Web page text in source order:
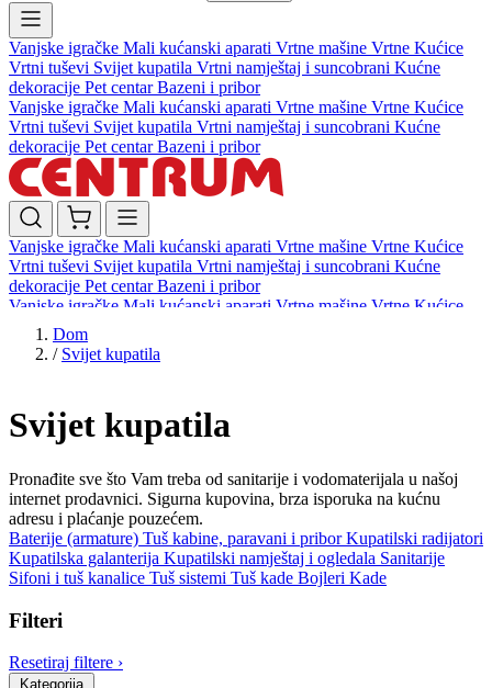
Vanjske igračke Mali kućanski aparati Vrtne mašine Vrtne Kućice
Vrtni tuševi Svijet kupatila Vrtni namještaj i suncobrani Kućne
dekoracije Pet centarBazeni i pribor
Vanjske igračke Mali kućanski aparati Vrtne mašine Vrtne Kućice
Vrtni tuševi Svijet kupatila Vrtni namještaj i suncobrani Kućne
dekoracije Pet centarBazeni i pribor
Vanjske igračke Mali kućanski aparati Vrtne mašine Vrtne Kućice
Vrtni tuševi Svijet kupatila Vrtni namještaj i suncobrani Kućne
dekoracije Pet centarBazeni i pribor
Vanjske igračke Mali kućanski aparati Vrtne mašine Vrtne Kućice
Vrtni tuševi
dekoracijePet centar
Dom
/ Svijet kupatila
Svijet kupatila
Pronađite sve što Vam treba od sanitarije i vodomaterijala u našoj
internet prodavnici. Sigurna kupovina, brza isporuka na kućnu
adresu i plaćanje pouzećem.
Baterije (armature) Tuš kabine, paravani i priborKupatilski radijatori
Kupatilska galanterija Kupatilski namještaj i ogledala Sanitarije
Sifoni i tuš kanalice Tuš sistemi Tuš kade Bojleri Kade
Filteri
Resetiraj filtere ›
Kategorija